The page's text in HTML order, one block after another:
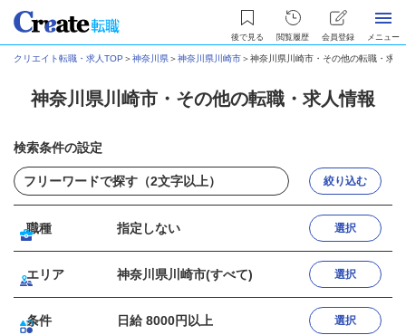
後で見る 閲覧履歴 会員登録 メニュー
クリエイト転職・求人TOP ＞神奈川県＞神奈川県川崎市＞神奈川県川崎市・その他の転職・求人
神奈川県川崎市・その他の転職・求人情報
検索条件の設定
絞り込む
職種 指定しない 選択
エリア 神奈川県川崎市(すべて) 選択
条件 日給 8000円以上 選択